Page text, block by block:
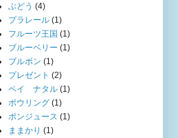
ぶどう (4)
プラレール (1)
フルーツ王国 (1)
ブルーベリー (1)
ブルボン (1)
プレゼント (2)
ペイ ナタル (1)
ボウリング (1)
ポンジュース (1)
ままかり (1)